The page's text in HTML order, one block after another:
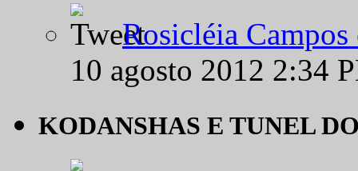
Rosicléia
10 agosto 2012 2:34
KODANSHAS E TUNEL